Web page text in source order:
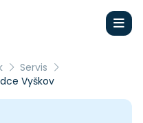
Servis
Vyškov